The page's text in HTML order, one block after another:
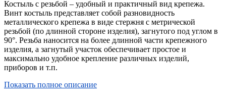
Костыль с резьбой – удобный и практичный вид крепежа.
Винт костыль представляет собой разновидность
металлического крепежа в виде стержня с метрической
резьбой (по длинной стороне изделия), загнутого под углом в
90°. Резьба наносится на более длинной части крепежного
изделия, а загнутый участок обеспечивает простое и
максимально удобное крепление различных изделий,
приборов и т.п.
Показать полное описание